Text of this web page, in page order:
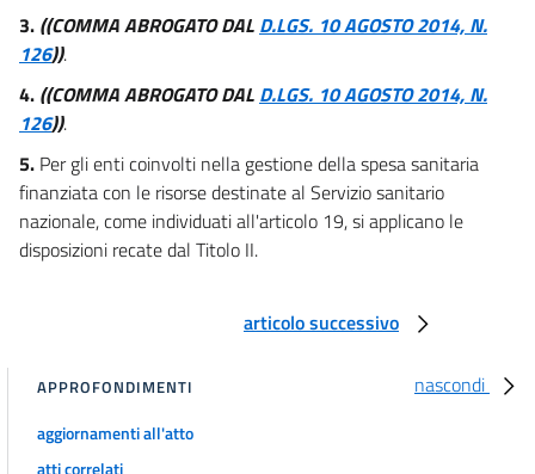
58
60
61
62
66
68
3. ((COMMA ABROGATO DAL D.LGS. 10 AGOSTO 2014, N.
126)).
4. ((COMMA ABROGATO DAL D.LGS. 10 AGOSTO 2014, N.
126)).
5. Per gli enti coinvolti nella gestione della spesa sanitaria
finanziata con le risorse destinate al Servizio sanitario
nazionale, come individuati all'articolo 19, si applicano le
disposizioni recate dal Titolo II.
articolo successivo
nascondi
APPROFONDIMENTI
aggiornamenti all'atto
atti correlati